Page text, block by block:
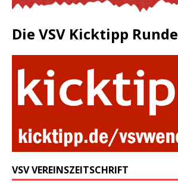
Die VSV Kicktipp Runde
VSV VEREINSZEITSCHRIFT